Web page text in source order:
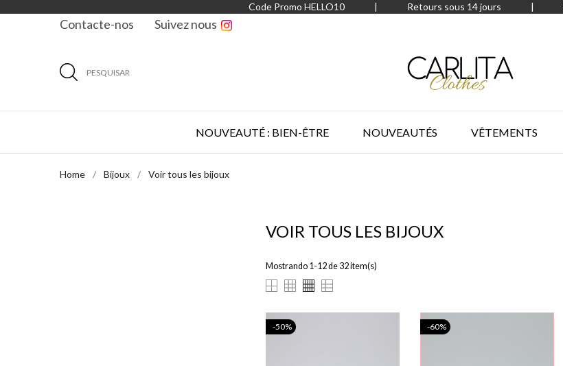
Code Promo HELLO10 | Retours sous 14 jours |
Contacte-nos Suivez nous
PESQUISAR
NOUVEAUTÉ : BIEN-ÊTRE NOUVEAUTÉS VÊTEMENTS
Home Bijoux Voir tous les bijoux
VOIR TOUS LES BIJOUX
Mostrando 1-12 de 32 item(s)
-50% -60%